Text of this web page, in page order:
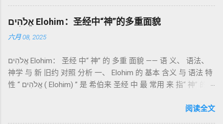
祭 （asham）：针对特定罪行的赔偿与赎回。 这些制度不是单
纯宗教仪式，而是 神提供给罪人恢复关系的方式 。 希伯来文
祂的子民得洁净并维系同在。 三、祭司制度与敬拜秩序 亚伦与
记》强调他们的洁净、服饰、行为都必须与神的圣洁相称。 祭
司是 圣所的看守者、律法的教导者与百姓的代求者 。他们的失
败（如拿答与亚比户擅献凡火）立刻带来神的审判（利10
限 第11–15章讲述关于食物、疾病（如大麻风）、体液等“洁净
吉兹语（埃塞俄比亚语） 保存， 死海古卷 出土了多份 阿拉姆
语 残卷，另有 希腊文 片段，显示其广泛流传。 《一以诺书》
大体由五部分组成（作者与年代各异）： 《守望者之书》（1–
通婚、巨人（尼非利人）的出现，以及神对其囚禁与审判。
《比喻/相似喻之书》（37–71） ：频繁出现“ 那位人子/拣选
者/义者 ”，刻画末世审判与王权。 《天文之书》（72–82） ：
：以异象回顾以色列史并预示末世。 《以诺书信》（91–108）
אֱלֹהִים Elohim：圣经中“神”的多重面貌
六月 08, 2025
אֱלֹהִים Elohim： 圣经 中“ 神” 的 多重 面貌 —— 语 义、 语法、
神学 与 新 旧约 对照 分析 一、 Elohim 的 基本 含义 与 语法 特
性 “ אֱלֹהִים ( Elohim) ” 是 希伯来 圣经 中 最 常用 来 指“ 神” 的
者”。 ✦ 语法 现象： Elohim 是 一个 复数 形式 （“- im” 后阅读全文